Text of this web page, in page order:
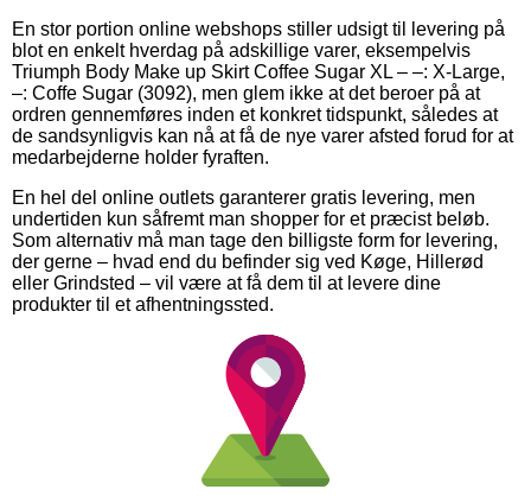
En stor portion online webshops stiller udsigt til levering på
blot en enkelt hverdag på adskillige varer, eksempelvis
Triumph Body Make up Skirt Coffee Sugar XL – –: X-Large,
–: Coffe Sugar (3092), men glem ikke at det beroer på at
ordren gennemføres inden et konkret tidspunkt, således at
de sandsynligvis kan nå at få de nye varer afsted forud for at
medarbejderne holder fyraften.
En hel del online outlets garanterer gratis levering, men
undertiden kun såfremt man shopper for et præcist beløb.
Som alternativ må man tage den billigste form for levering,
der gerne – hvad end du befinder sig ved Køge, Hillerød
eller Grindsted – vil være at få dem til at levere dine
produkter til et afhentningssted.